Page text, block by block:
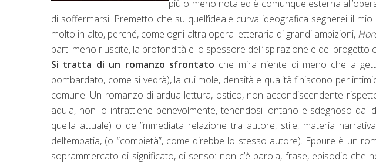
più o meno nota ed è comunque esterna
di soffermarsi. Premetto che su quell’ideale curva ideografica segnerei il
molto in alto, perché, come ogni altra opera letteraria di grandi ambizioni,
parti meno riuscite, la profondità e lo spessore dell’ispirazione e del progetto
Si tratta di un romanzo sfrontato che mira niente di meno che a
bombardato, come si vedrà), la cui mole, densità e qualità finiscono per
comune. Un romanzo di ardua lettura, ostico, non accondiscendente
adula, non lo intrattiene benevolmente, tenendosi lontano e sdegnoso dai
quella attuale) o dell’immediata relazione tra autore, stile, materia
dell’empatia, (o “compietà”, come direbbe lo stesso autore). Eppure è un
soprammercato di significato, di senso: non c’è parola, frase, episodio che